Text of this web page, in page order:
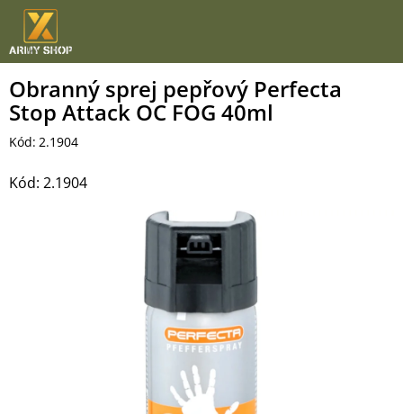
Přejít
obsah
Obranný sprej pepřový Perfecta
Stop Attack OC FOG 40ml
Kód: 2.1904
Kód: 2.1904